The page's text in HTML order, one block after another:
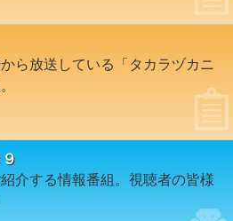
ら放送している「タカラヅカニ
介する情報番組。視聴者の皆様